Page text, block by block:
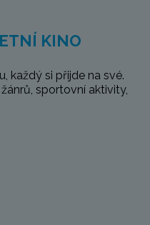
KINO
každý si přijde na své.
sportovní aktivity,